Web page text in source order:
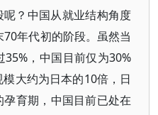
？中国从就业结构角度
年代初的阶段。虽然当
，中国目前仅为30%
大约为日本的10倍，日
育期，中国目前已处在